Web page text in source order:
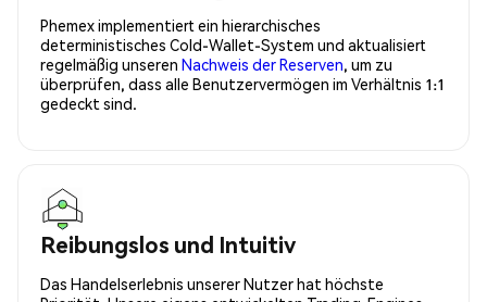
Phemex implementiert ein hierarchisches
deterministisches Cold-Wallet-System und aktualisiert
regelmäßig unseren Nachweis der Reserven , um zu
überprüfen, dass alle Benutzervermögen im Verhältnis 1:1
gedeckt sind.
Reibungslos und Intuitiv
Das Handelserlebnis unserer Nutzer hat höchste